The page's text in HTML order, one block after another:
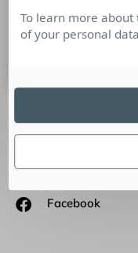
Pérou…)
Linkedin
Facebook
To learn more about
of your personal